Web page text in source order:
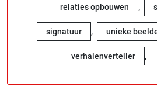
relaties opbouwen ,
signatuur , unieke
verhalenverteller ,